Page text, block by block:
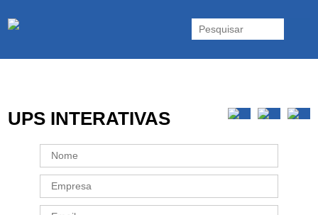
Inversores e acessórios. Portugal.
UPS INTERATIVAS